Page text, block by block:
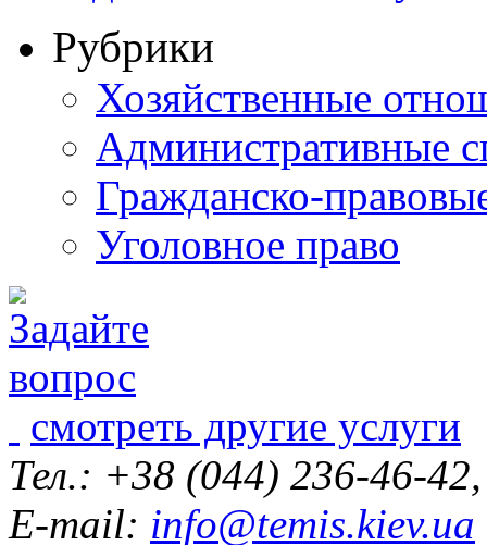
Рубрики
Хозяйственные
Административные
Гражданско-
Уголовное право
смотреть другие услуги
Тел.: +38 (044) 236-46-
E-mail: info@temis.kiev.ua